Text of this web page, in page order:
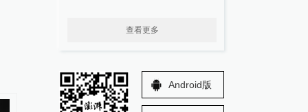
查看更多
Android版